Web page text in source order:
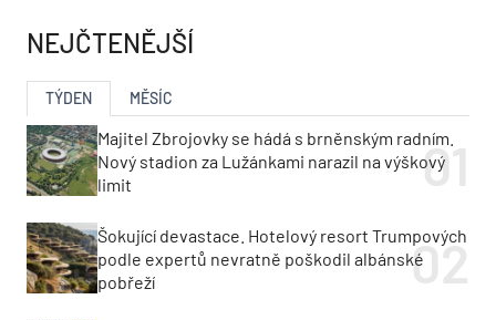
NEJČTENĚJŠÍ
TÝDEN MĚSÍC
Majitel Zbrojovky se hádá s brněnským radním.
Nový stadion za Lužánkami narazil na výškový
limit
Šokující devastace. Hotelový resort Trumpových
podle expertů nevratně poškodil albánské
pobřeží